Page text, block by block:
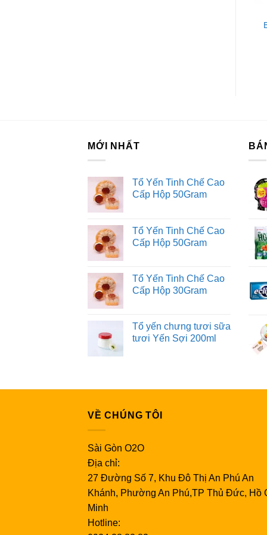
MỚI NHẤT
Tổ Yến Tinh Chế Cao
Cấp Hộp 50Gram
Tổ Yến Tinh Chế Cao
Cấp Hộp 50Gram
Tổ Yến Tinh Chế Cao
Cấp Hộp 30Gram
Tổ yến chưng tươi sữa
tươi Yến Sợi 200ml
VỀ CHÚNG TÔI
Sài Gòn O2O
Địa chỉ:
27 Đường Số 7, Khu Đô Thị An Phú An
Khánh, Phường An Phú,TP Thủ Đức, Hồ
Minh
Hotline: